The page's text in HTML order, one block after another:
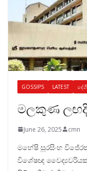
GOSSIPS LATEST
මලකුණ ලඟදි
June 26, 2025 cmn
මහේෂි සූරසිංහ
විශේෂඥ